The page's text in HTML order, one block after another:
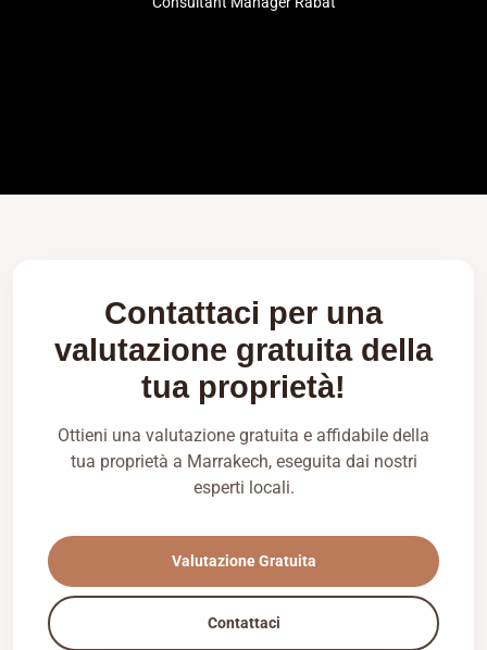
Contattaci per una
valutazione gratuita della
tua proprietà!
Ottieni una valutazione gratuita e affidabile della
tua proprietà a Marrakech, eseguita dai nostri
esperti locali.
Valutazione Gratuita
Contattaci